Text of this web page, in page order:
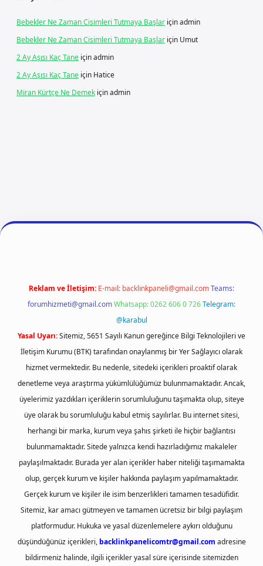
Bebekler Ne Zaman Cisimleri Tutmaya Başlar içinadmin
Bebekler Ne Zaman Cisimleri Tutmaya Başlar için Umut
2 Ay Aşısı Kaç Tane içinadmin
2 Ay Aşısı Kaç Tane için Hatice
Miran Kürtçe Ne Demek içinadmin
girişbetexper
Reklam ve İletişim: E-mail: backlinkpaneli@gmail.comTeams:
forumhizmeti@gmail.comWhatsapp: 0262 606 0 726Telegram:
@karabul
Yasal Uyarı:Sitemiz, 5651 Sayılı Kanun gereğince Bilgi Teknolojileri ve
İletişim Kurumu (BTK) tarafından onaylanmış bir Yer Sağlayıcı olarak
hizmet vermektedir. Bu nedenle, sitedeki içerikleri proaktif olarak
denetleme veya araştırma yükümlülüğümüz bulunmamaktadır. Ancak,
üyelerimiz yazdıkları içeriklerin sorumluluğunu taşımakta olup, siteye
üye olarak bu sorumluluğu kabul etmiş sayılırlar. Bu internet sitesi,
herhangi bir marka, kurum veya şahıs şirketi ile hiçbir bağlantısı
bulunmamaktadır. Sitede yalnızca kendi hazırladığımız makaleler
paylaşılmaktadır. Burada yer alan içerikler haber niteliği taşımamakta
olup, gerçek kurum ve kişiler hakkında paylaşım yapılmamaktadır.
Gerçek kurum ve kişiler ile isim benzerlikleri tamamen tesadüfidir.
Sitemiz, kar amacı gütmeyen ve tamamen ücretsiz bir bilgi paylaşım
platformudur. Hukuka ve yasal düzenlemelere aykırı olduğunu
düşündüğünüz içerikleri, backlinkpanelicomtr@gmail.com adresine
bildirmeniz halinde, ilgili içerikler yasal süre içerisinde sitemizden